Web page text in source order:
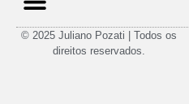
© 2025 Juliano Pozati | Todos os
direitos reservados.